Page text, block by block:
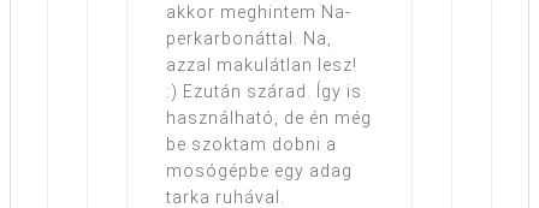
akkor meghintem Na-
perkarbonáttal. Na,
azzal makulátlan lesz!
:) Ezután szárad. Így is
használható, de én még
be szoktam dobni a
mosógépbe egy adag
tarka ruhával.